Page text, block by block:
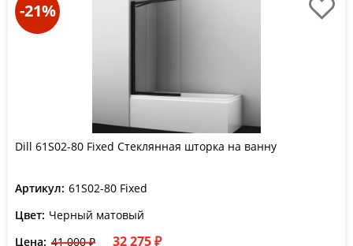
-21%
Dill 61S02-80 Fixed Стеклянная шторка на ванну
Артикул: 61S02-80 Fixed
Цвет: Черный матовый
Цена: 41 000 ₽ 32 275 ₽